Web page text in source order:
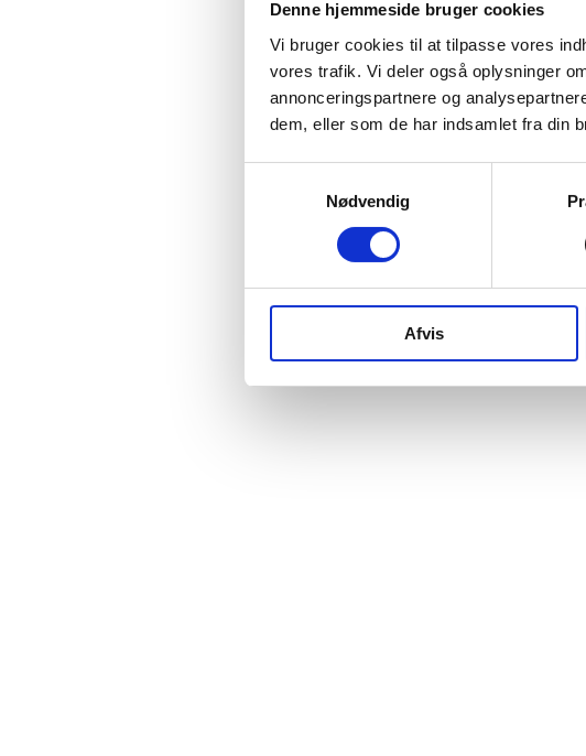
Denne hjemmeside bruger cookies
Vi bruger cookies til at tilpasse vores
vores trafik. Vi deler også oplysninger
annonceringspartnere og
dem, eller som de har indsamlet fra din
Nødvendig
Afvis